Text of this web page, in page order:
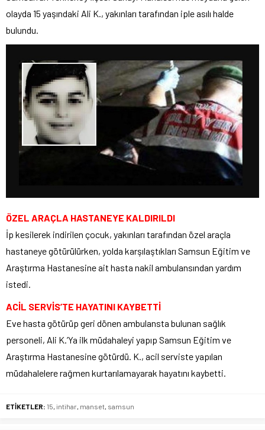
olayda 15 yaşındaki Ali K., yakınları tarafından iple asılı halde
bulundu.
ÖZEL ARAÇLA HASTANEYE KALDIRILDI
İp kesilerek indirilen çocuk, yakınları tarafından özel araçla
hastaneye götürülürken, yolda karşılaştıkları Samsun Eğitim ve
Araştırma Hastanesine ait hasta nakil ambulansından yardım
istedi.
ACİL SERVİS’TE HAYATINI KAYBETTİ
Eve hasta götürüp geri dönen ambulansta bulunan sağlık
personeli, Ali K.’Ya ilk müdahaleyi yapıp Samsun Eğitim ve
Araştırma Hastanesine götürdü. K., acil serviste yapılan
müdahalelere rağmen kurtarılamayarak hayatını kaybetti.
ETİKETLER: 15 intihar manset samsun